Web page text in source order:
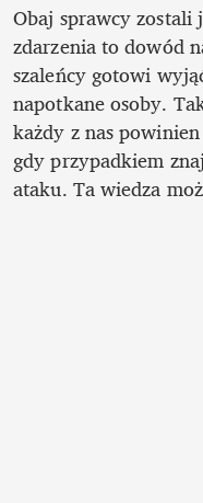
Obaj sprawcy zostali
zdarzenia to dowód
szaleńcy gotowi
napotkane osoby.
każdy z nas
gdy przypadkiem
ataku. Ta wiedza